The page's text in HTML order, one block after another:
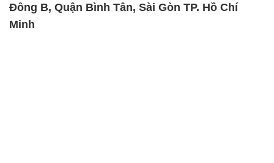
Đông B, Quận Bình Tân, Sài Gòn TP. Hồ Chí
Minh